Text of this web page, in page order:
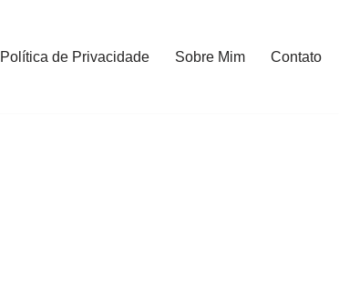
Política de Privacidade Sobre Mim Contato